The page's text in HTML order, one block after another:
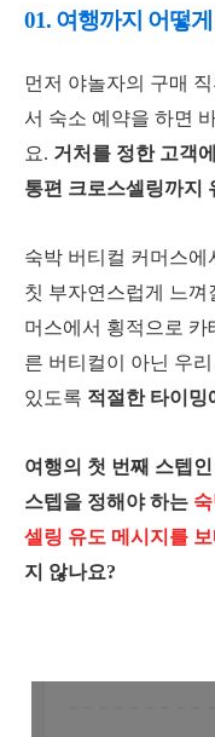
01. 여행까지 어떻
먼저 야놀자의 구매
서 숙소 예약을 하면
요. 거처를 정한 고객
통편 크로스셀링까지
숙박 버티컬 커머스
칫 부자연스럽게 느껴
머스에서 횡적으로
른 버티컬이 아닌 우
있도록 적절한 타이밍
여행의 첫 번째 스텝
스텝을 정해야 하는
셀링 유도 메시지를
지 않나요?